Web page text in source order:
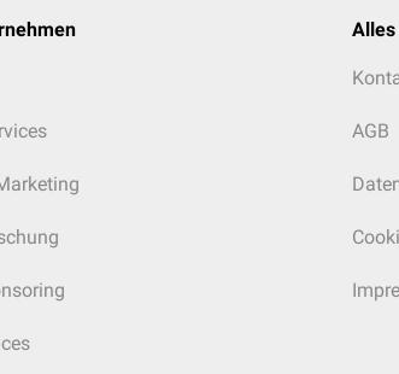
AGB